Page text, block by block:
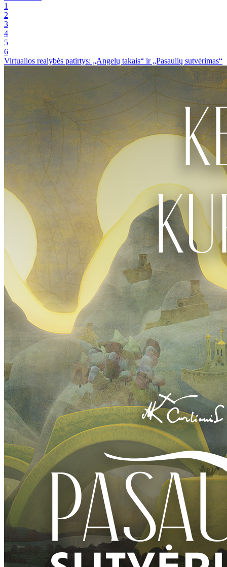
1
2
3
4
5
6
Virtualios realybės patirtys: „Angelų takais“ ir „Pasaulių sutvėrimas“